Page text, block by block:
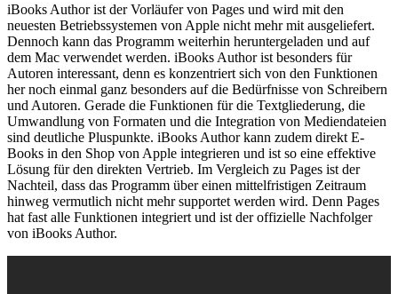
iBooks Author ist der Vorläufer von Pages und wird mit den
neuesten Betriebssystemen von Apple nicht mehr mit ausgeliefert.
Dennoch kann das Programm weiterhin heruntergeladen und auf
dem Mac verwendet werden. iBooks Author ist besonders für
Autoren interessant, denn es konzentriert sich von den Funktionen
her noch einmal ganz besonders auf die Bedürfnisse von Schreibern
und Autoren. Gerade die Funktionen für die Textgliederung, die
Umwandlung von Formaten und die Integration von Mediendateien
sind deutliche Pluspunkte. iBooks Author kann zudem direkt E-
Books in den Shop von Apple integrieren und ist so eine effektive
Lösung für den direkten Vertrieb. Im Vergleich zu Pages ist der
Nachteil, dass das Programm über einen mittelfristigen Zeitraum
hinweg vermutlich nicht mehr supportet werden wird. Denn Pages
hat fast alle Funktionen integriert und ist der offizielle Nachfolger
von iBooks Author.